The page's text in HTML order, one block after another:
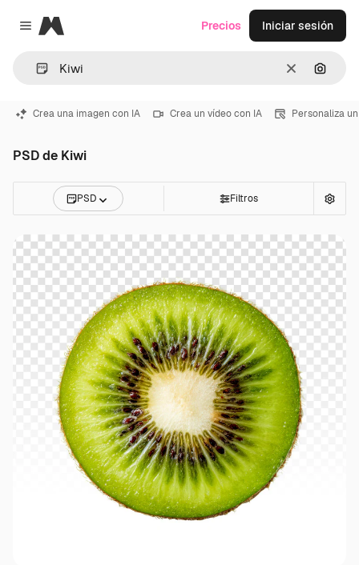
Close menu
Magnific
Borrar
Precios Iniciar sesión
Crea una imagen con IA Crea un vídeo con IA Personaliza
PSD de Kiwi
PSD Filtros